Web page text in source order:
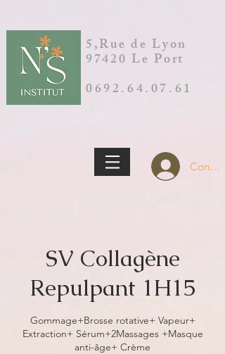
5,Rue de Lyon
97420 Le Port
0692.64.07.61
SV Collagène
Repulpant 1H15
Gommage+Brosse rotative+ Vapeur+
Extraction+ Sérum+2Massages +Masque
anti-âge+ Crème